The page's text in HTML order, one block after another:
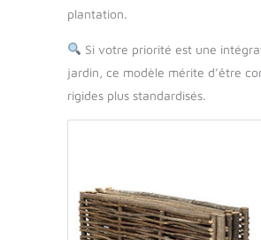
plantation.
Si votre priorité est une
jardin, ce modèle mérite d’être
rigides plus standardisés.